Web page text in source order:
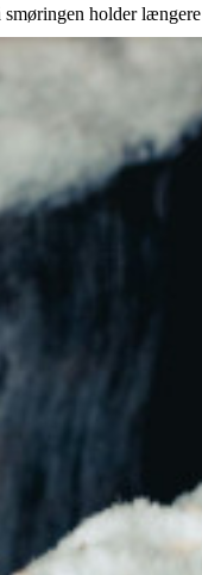
holder længere